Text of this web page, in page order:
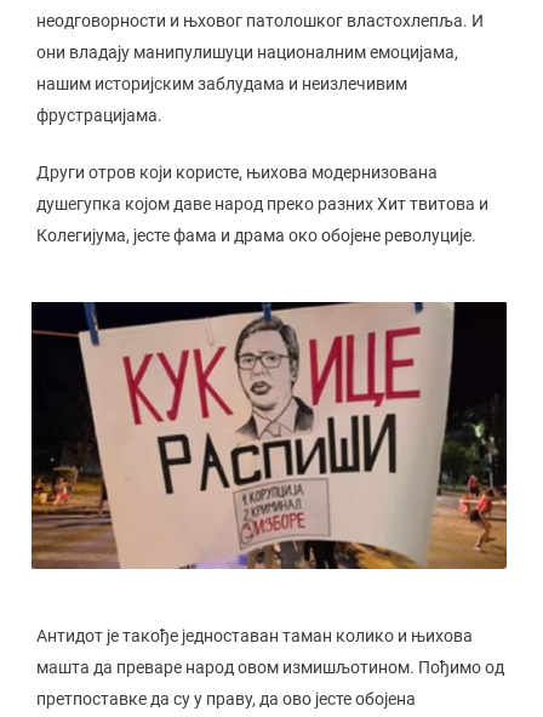
неодговорности и њховог патолошког властохлепља. И
они владају манипулишуци националним емоцијама,
нашим историјским заблудама и неизлечивим
фрустрацијама.
Други отров који користе, њихова модернизована
душегупка којом даве народ преко разних Хит твитова и
Колегијума, јесте фама и драма око обојене револуције.
Антидот је такође једноставан таман колико и њихова
машта да преваре народ овом измишљотином. Пођимо од
претпоставке да су у праву, да ово јесте обојена